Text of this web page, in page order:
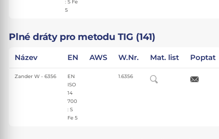
: S Fe
5
Plné dráty pro metodu TIG (141)
Název EN AWS W.Nr. Mat. list Poptat
Zander W - 6356
EN
ISO
14
700
: S
Fe 5
1.6356